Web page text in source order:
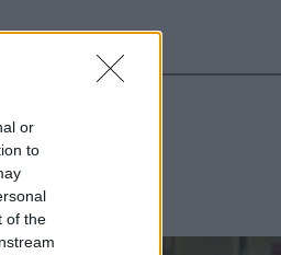
or
to
of the